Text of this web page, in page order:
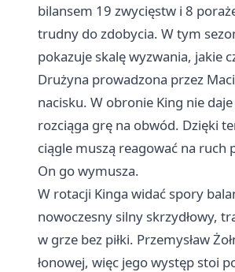
bilansem 19 zwycięstw i 8
trudny do zdobycia. W tym
pokazuje skalę wyzwania, jakie
Drużyna prowadzona przez
nacisku. W obronie King nie
rozciąga grę na obwód. Dzięki
ciągle muszą reagować na ruch
On go wymusza.
W rotacji Kinga widać spory
nowoczesny silny skrzydłowy,
w grze bez piłki. Przemysław
łonowej, więc jego występ stoi